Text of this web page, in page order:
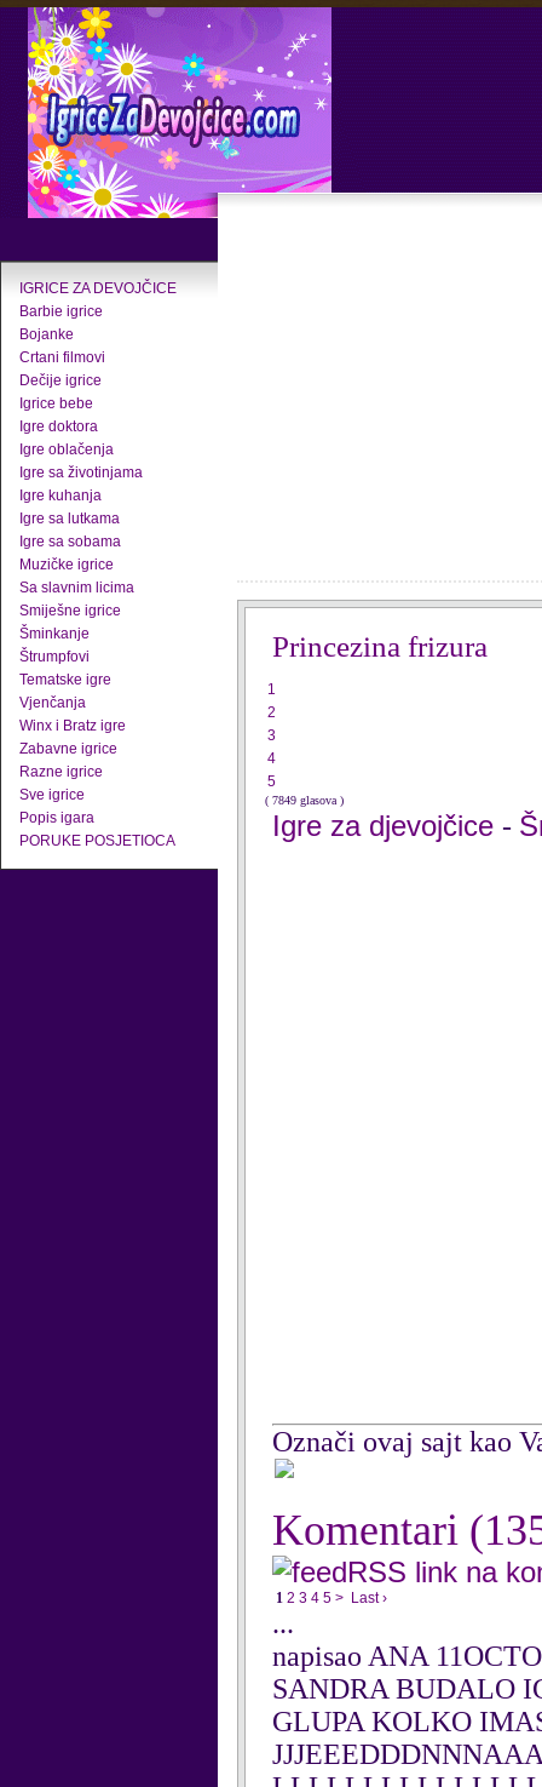
IGRICE ZA DEVOJČICE
Barbie igrice
Bojanke
Crtani filmovi
Dečije igrice
Igrice bebe
Igre doktora
Igre oblačenja
Igre sa životinjama
Igre kuhanja
Igre sa lutkama
Igre sa sobama
Muzičke igrice
Sa slavnim licima
Smiješne igrice
Šminkanje
Štrumpfovi
Tematske igre
Vjenčanja
Winx i Bratz igre
Zabavne igrice
Razne igrice
Sve igrice
Popis igara
PORUKE POSJETIOCA
Princezina frizura
1
2
3
4
5
( 7849 glasova )
Igre za djevojčice -
Označi ovaj sajt kao
Komentari
RSS link na
1 2 3 4 5 > Last ›
...
napisao ANA
SANDRA BUDALO
GLUPA KOLKO